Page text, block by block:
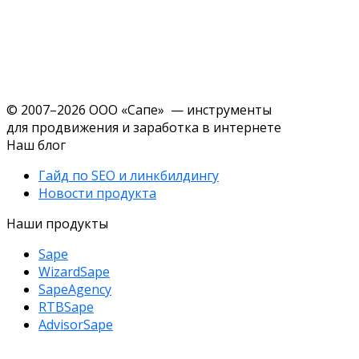
© 2007–2026 ООО «Сапе» — инструменты
для продвижения и заработка в интернете
Наш блог
Гайд по SEO и линкбилдингу
Новости продукта
Наши продукты
Sape
WizardSape
SapeAgency
RTBSape
AdvisorSape